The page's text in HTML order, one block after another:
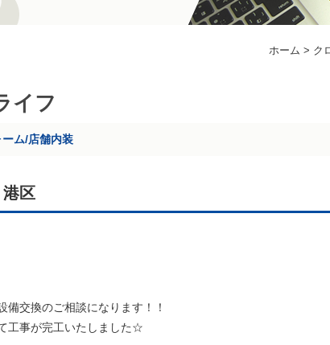
ホーム > ク
イフ
ム/店舗内装
区
交換のご相談になります！！
工事が完工いたしました☆